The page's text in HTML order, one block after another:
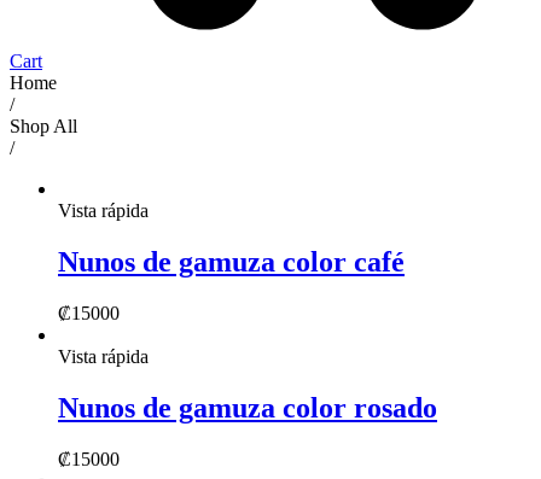
Cart
Home
/
Shop All
/
Vista rápida
Nunos de gamuza color café
₡15000
Vista rápida
Nunos de gamuza color rosado
₡15000